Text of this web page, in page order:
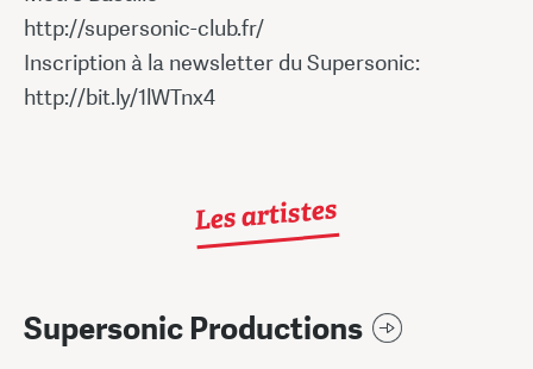
http://supersonic-club.fr/
Inscription à la newsletter du Supersonic:
http://bit.ly/1lWTnx4
Les artistes
Supersonic Productions